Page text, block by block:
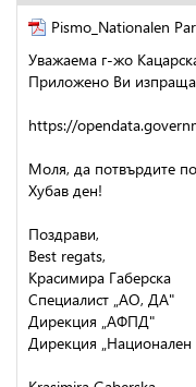
Pismo_Nationalen
Уважаема г-жо
Приложено Ви
https://
Моля, да потвърдите
Хубав ден!
Поздрави,
Best regats,
Красимира Габерска
Специалист „АО, ДА"
Дирекция „АФПД"
Дирекция „Национален